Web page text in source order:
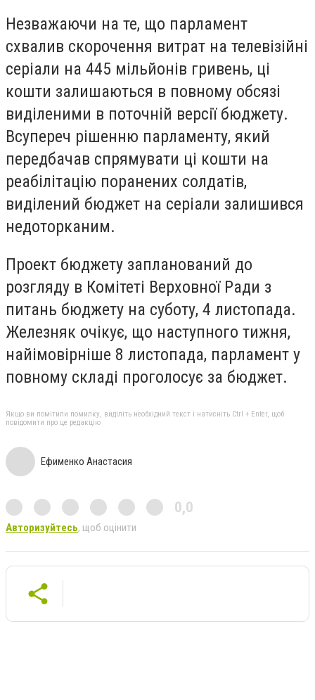
Незважаючи на те, що парламент
схвалив скорочення витрат на телевізійні
серіали на 445 мільйонів гривень, ці
кошти залишаються в повному обсязі
виділеними в поточній версії бюджету.
Всупереч рішенню парламенту, який
передбачав спрямувати ці кошти на
реабілітацію поранених солдатів,
виділений бюджет на серіали залишився
недоторканим.
Проект бюджету запланований до
розгляду в Комітеті Верховної Ради з
питань бюджету на суботу, 4 листопада.
Железняк очікує, що наступного тижня,
найімовірніше 8 листопада, парламент у
повному складі проголосує за бюджет.
Якщо ви помітили помилку, виділіть необхідний текст і натисніть Ctrl + Enter, щоб
повідомити про це редакцію
Ефименко Анастасия
0,0
Авторизуйтесь, щоб оцінити